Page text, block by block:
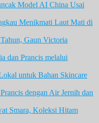
Model AI China Usai
Menikmati Laut Mati di
Gaun Victoria
dan Prancis melalui
untuk Bahan Skincare
dengan Air Jernih dan
Smara, Koleksi Hitam